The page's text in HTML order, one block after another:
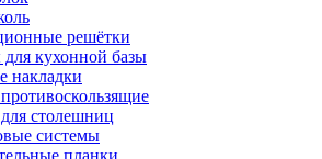
решётки
кухонной базы
накладки
столешниц
системы
планки